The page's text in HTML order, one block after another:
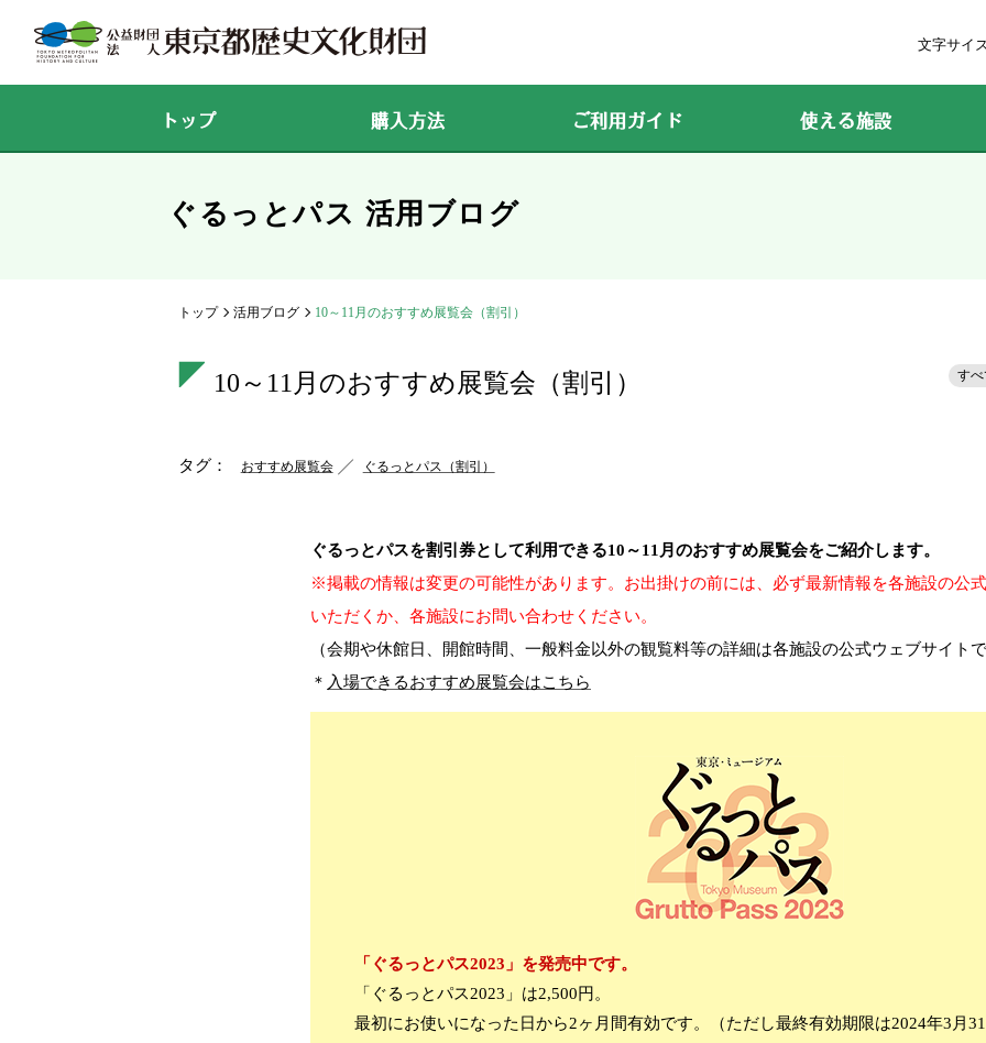
文字サイ
トップ 購入方法 ご利用ガイド 使える施設
ぐるっとパス 活用ブログ
トップ 活用ブログ 10～11月のおすすめ展覧会（割引）
10～11月のおすすめ展覧会（割引） す
タグ： おすすめ展覧会 ぐるっとパス（割引）
ぐるっとパスを割引券として利用できる10～11月のおすすめ展覧会をご紹介します。
※掲載の情報は変更の可能性があります。お出掛けの前には、必ず最新情報を各施設の公
いただくか、各施設にお問い合わせください。
（会期や休館日、開館時間、一般料金以外の観覧料等の詳細は各施設の公式ウェブサイト
＊ 入場できるおすすめ展覧会はこちら
「ぐるっとパス2023」を発売中です。
「ぐるっとパス2023」は2,500円。
最初にお使いになった日から2ヶ月間有効です。（ただし最終有効期限は2024年3月31